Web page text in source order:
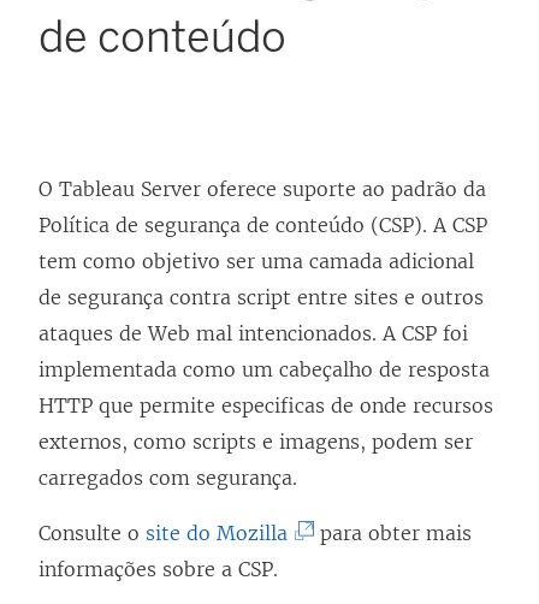
de conteúdo
O Tableau Server oferece suporte ao padrão da
Política de segurança de conteúdo (CSP). A CSP
tem como objetivo ser uma camada adicional
de segurança contra script entre sites e outros
ataques de Web mal intencionados. A CSP foi
implementada como um cabeçalho de resposta
HTTP que permite especificas de onde recursos
externos, como scripts e imagens, podem ser
carregados com segurança.
Consulte o site do Mozilla
para obter mais
informações sobre a CSP.